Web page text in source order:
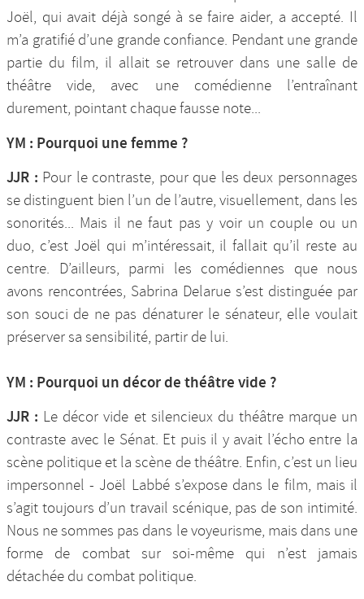
Joël, qui avait déjà songé à se faire aider, a accepté. Il
m’a gratifié d’une grande confiance. Pendant une grande
partie du film, il allait se retrouver dans une salle de
théâtre vide, avec une comédienne l’entraînant
durement, pointant chaque fausse note...
YM : Pourquoi une femme ?
JJR : Pour le contraste, pour que les deux personnages
se distinguent bien l’un de l’autre, visuellement, dans les
sonorités... Mais il ne faut pas y voir un couple ou un
duo, c’est Joël qui m’intéressait, il fallait qu’il reste au
centre. D’ailleurs, parmi les comédiennes que nous
avons rencontrées, Sabrina Delarue s’est distinguée par
son souci de ne pas dénaturer le sénateur, elle voulait
préserver sa sensibilité, partir de lui.
YM : Pourquoi un décor de théâtre vide ?
JJR : Le décor vide et silencieux du théâtre marque un
contraste avec le Sénat. Et puis il y avait l’écho entre la
scène politique et la scène de théâtre. Enfin, c’est un lieu
impersonnel - Joël Labbé s’expose dans le film, mais il
s’agit toujours d’un travail scénique, pas de son intimité.
Nous ne sommes pas dans le voyeurisme, mais dans une
forme de combat sur soi-même qui n’est jamais
détachée du combat politique.